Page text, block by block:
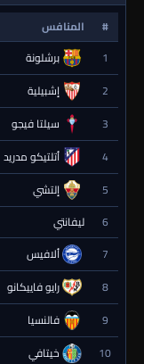
# المنافس
1
برشلونة
2 إشبيلية
3 سيلتا فيجو
4 أتلتيكو مدريد
5 إلتشي
6 ليفانتي
7 ألافيس
8 رايو فاييكانو
9 فالنسيا
10 خيتافي